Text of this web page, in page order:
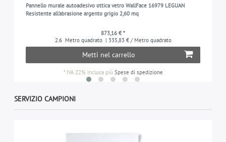
Pannello murale autoadesivo ottica vetro WallFace 16979 LEGUAN
Resistente all'abrasione argento grigio 2,60 mq
873,16 € *
2.6 Metro quadrato | 335,83 € / Metro quadrato
Metti nel carrello
* IVA 22% inclusapiù Spese di spedizione
SERVIZIO CAMPIONI